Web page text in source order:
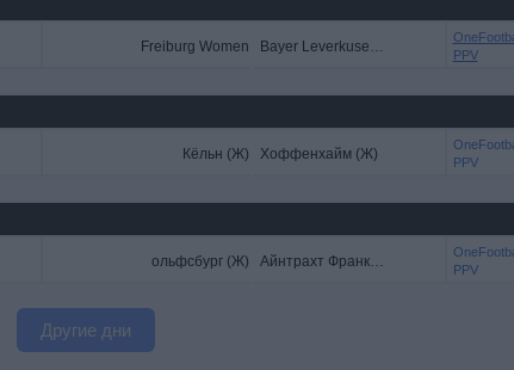
Freiburg Women Bayer Leverkusen Women
PPV
Кёльн (Ж) Хоффенхайм (Ж)
PPV
ольфсбург (Ж) Айнтрахт Франкфурт (Ж)
PPV
Другие дни